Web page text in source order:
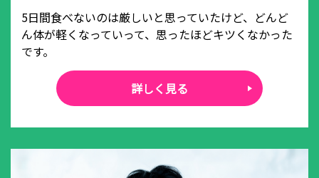
5日間食べないのは厳しいと思っていたけど、どんど
ん体が軽くなっていって、思ったほどキツくなかった
です。
詳しく見る